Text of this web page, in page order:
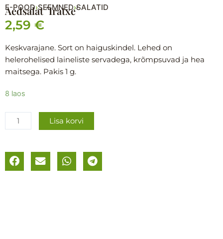
E-POOD›SEEMNED›SALATID
Aedsalat ´Iratxe´
2,59 €
Keskvarajane. Sort on haiguskindel. Lehed on
helerohelised laineliste servadega, krõmpsuvad ja hea
maitsega. Pakis 1 g.
8 laos
Aedsalat
kogus
Lisa korvi